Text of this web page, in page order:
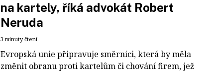
na kartely, říká advokát Robert
Neruda
3 minuty čtení
Evropská unie připravuje směrnici, která by měla
změnit obranu proti kartelům či chování firem, jež